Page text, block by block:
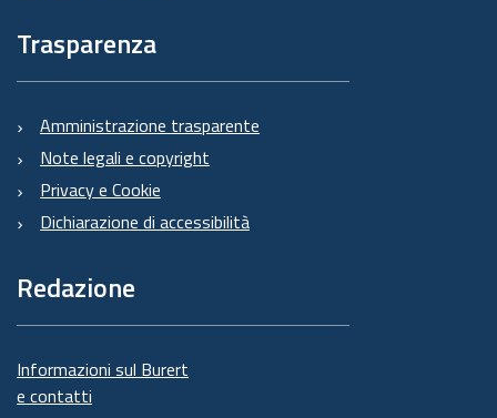
Trasparenza
Amministrazione trasparente
Note legali e copyright
Privacy e Cookie
Dichiarazione di accessibilità
Redazione
Informazioni sul Burert
e contatti